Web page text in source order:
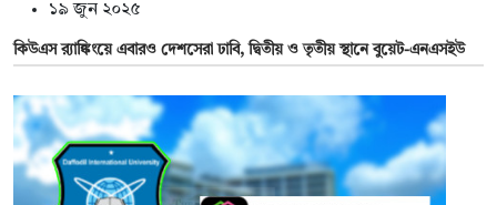
১৯ জুন ২০২৫
কিউএস র‌্যাঙ্কিংয়ে এবারও দেশসেরা ঢাবি, দ্বিতীয় ও তৃতীয় স্থানে বুয়েট-এনএসইউ